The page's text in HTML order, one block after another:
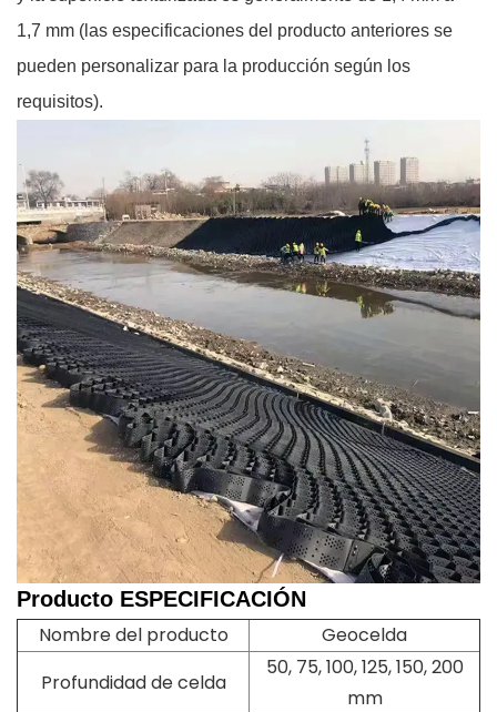
1,7 mm (las especificaciones del producto anteriores se
pueden personalizar para la producción según los
requisitos).
Producto ESPECIFICACIÓN
Nombre del producto
Geocelda
Profundidad de celda
50, 75, 100, 125, 150, 200
mm